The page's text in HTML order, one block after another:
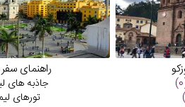
راهنمای سفر
جاذبه های
تورهای